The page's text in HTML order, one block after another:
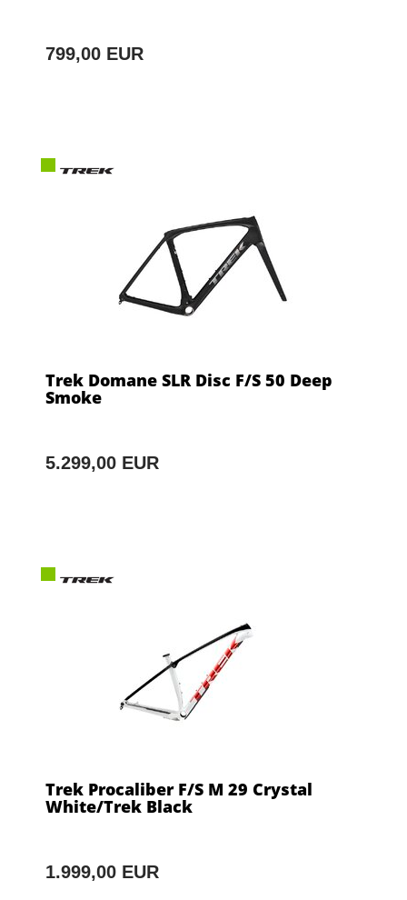
799,00 EUR
Trek Domane SLR Disc F/S 50 Deep
Smoke
5.299,00 EUR
Trek Procaliber F/S M 29 Crystal
White/Trek Black
1.999,00 EUR